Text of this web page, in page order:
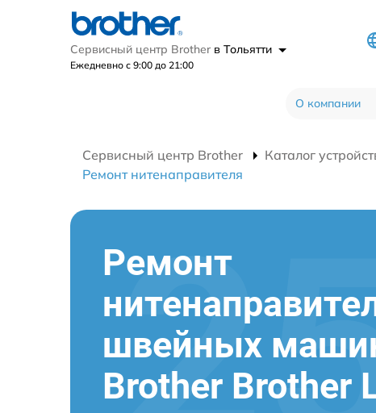
Сервисный центр Brother в Тольятти
Ежедневно с 9:00 до 21:00
О компании
Сервисный центр Brother Каталог
Ремонт нитенаправителя
Ремонт
швейных
Brother Brother